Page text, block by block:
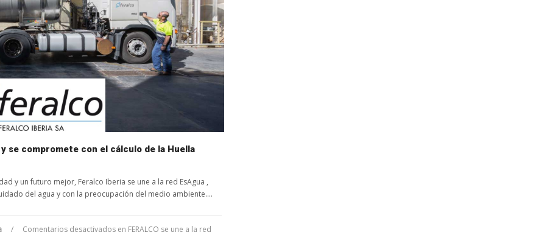
y se compromete con el cálculo de la Huella
y un futuro mejor, Feralco Iberia se une a la red EsAgua ,
del agua y con la preocupación del medio ambiente....
/ Comentarios desactivados en FERALCO se une a la red